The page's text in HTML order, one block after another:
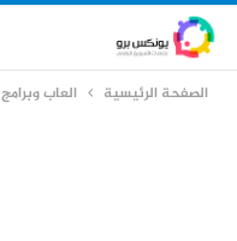
الصفحة الرئيسية العاب وبرامج